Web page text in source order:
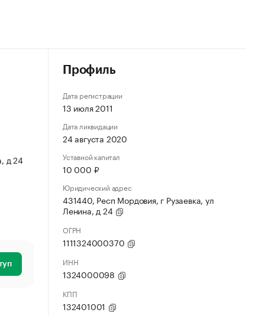
д 24
Профиль
Дата регистрации
13 июля 2011
Дата ликвидации
24 августа 2020
Уставной капитал
10 000 ₽
Юридический адрес
431440, Респ Мордовия, г Рузаевка, ул
Ленина, д 24
ОГРН
1111324000370
ИНН
1324000098
КПП
132401001